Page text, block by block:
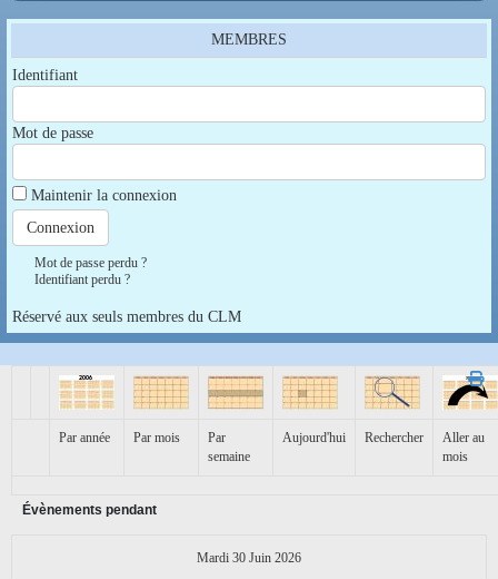
MEMBRES
Identifiant
Mot de passe
Maintenir la connexion
Mot de passe perdu ?
Identifiant perdu ?
Réservé aux seuls membres du CLM
Par année Par mois
Par
semaine
Aujourd'hui Rechercher
Aller au
mois
Évènements pendant
Mardi 30 Juin 2026